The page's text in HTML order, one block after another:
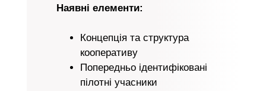
Наявні елементи:
Концепція та структура
кооперативу
Попередньо ідентифіковані
пілотні учасники